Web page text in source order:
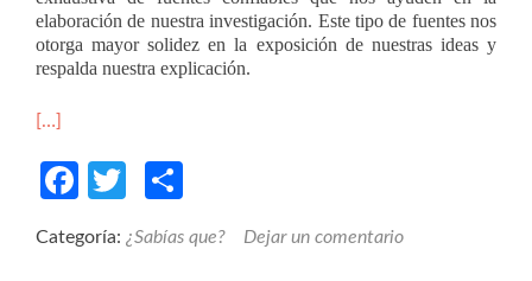
elaboración de nuestra investigación. Este tipo de fuentes nos
otorga mayor solidez en la exposición de nuestras ideas y
respalda nuestra explicación.
[…]
Facebook
Twitter
Categoría: ¿Sabías que? Dejar un comentario